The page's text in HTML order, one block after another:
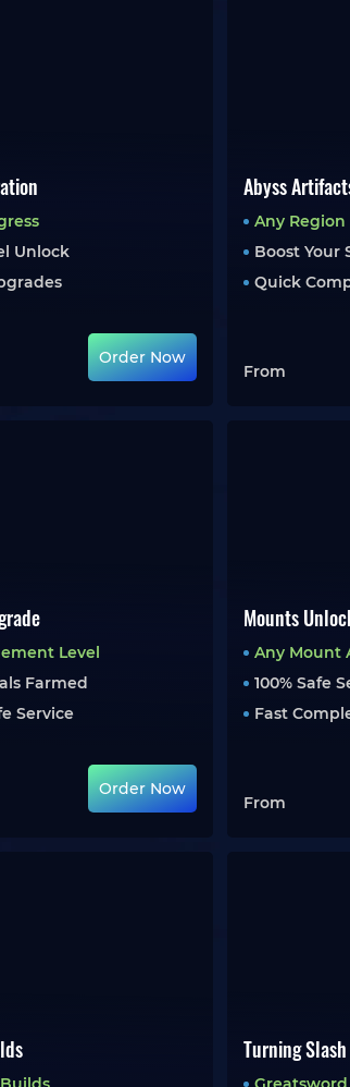
Unlock
Order Now
Abyss
Any Region
Boost Your
Quick
From
Level
Farmed
Service
Order Now
Mounts
Any Mount
100% Safe
Fast
From
Turning